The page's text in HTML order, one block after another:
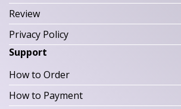
Review
Privacy Policy
Support
How to Order
How to Payment